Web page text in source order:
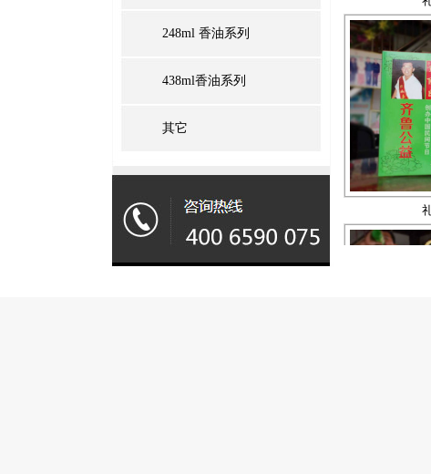
248ml 香油系列
438ml香油系列
其它